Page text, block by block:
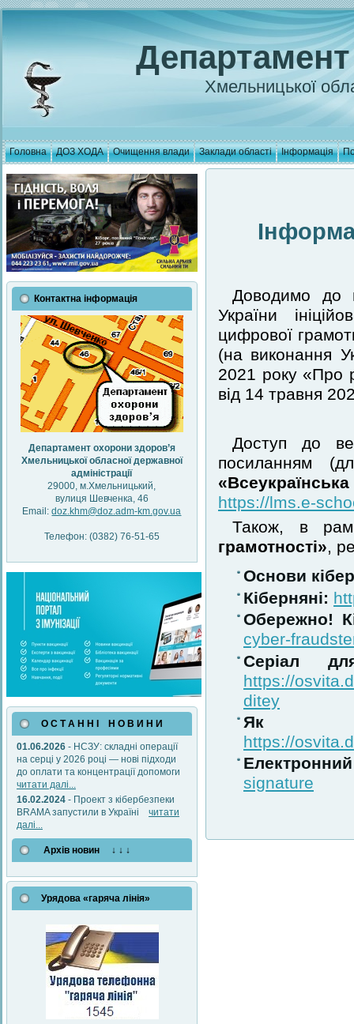
Хмельницької
Головна ДОЗ ХОДА Очищення влади Заклади області Інформація
Контактна інформація
Департамент охорони здоров’я
Хмельницької обласної державної
адміністрації
29000, м.Хмельницький,
вулиця Шевченка, 46
Email:doz.khm@doz.adm-km.gov.ua
Телефон: (0382) 76-51-65
О С Т А Н Н І Н О В И Н И
01.06.2026 - НСЗУ: складні операції
на серці у 2026 році — нові підходи
до оплати та концентрації допомоги
читати далі...
16.02.2024 - Проект з кібербезпеки
BRAMA запустили в Україні читати
далі...
Архів новин ↓ ↓ ↓
Урядова «гаряча лінія»
Доводимо до
України
цифрової
(на виконання
2021 року «Про
від 14 травня
Доступ до
посиланням
https://lms.e-
Також, в
грамотності»,
Основи
Кіберняні:
Обережно!
cyber-
Серіал
https://
ditey
Як
https://
signature